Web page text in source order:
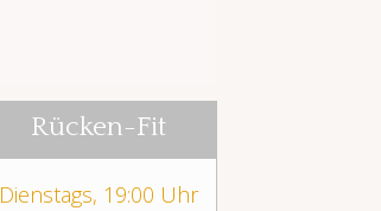
Rücken-Fit
Dienstags, 19:00 Uhr